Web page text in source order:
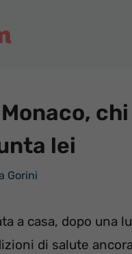
lei
Gorini
a casa, dopo una
di salute